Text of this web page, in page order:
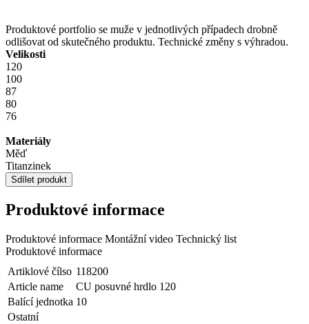
Produktové portfolio se muže v jednotlivých případech drobně
odlišovat od skutečného produktu. Technické změny s výhradou.
Velikosti
120
100
87
80
76
Materiály
Měď
Titanzinek
Sdílet produkt
Produktové informace
Produktové informace Montážní video Technický list
Produktové informace
Artiklové čílso 118200
Article name
CU posuvné hrdlo 120
Balící jednotka 10
Ostatní